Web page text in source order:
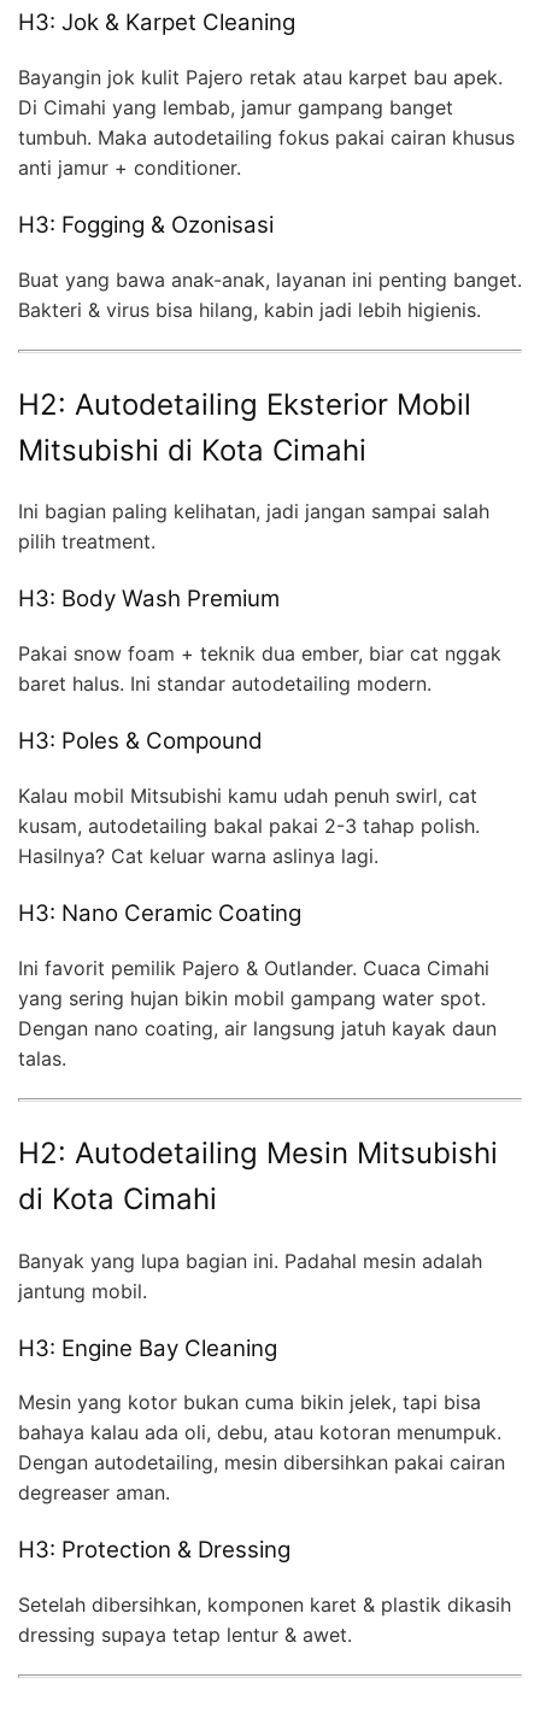
H3: Jok & Karpet Cleaning
Bayangin jok kulit Pajero retak atau karpet bau apek.
Di Cimahi yang lembab, jamur gampang banget
tumbuh. Maka autodetailing fokus pakai cairan khusus
anti jamur + conditioner.
H3: Fogging & Ozonisasi
Buat yang bawa anak-anak, layanan ini penting banget.
Bakteri & virus bisa hilang, kabin jadi lebih higienis.
H2: Autodetailing Eksterior Mobil
Mitsubishi di Kota Cimahi
Ini bagian paling kelihatan, jadi jangan sampai salah
pilih treatment.
H3: Body Wash Premium
Pakai snow foam + teknik dua ember, biar cat nggak
baret halus. Ini standar autodetailing modern.
H3: Poles & Compound
Kalau mobil Mitsubishi kamu udah penuh swirl, cat
kusam, autodetailing bakal pakai 2-3 tahap polish.
Hasilnya? Cat keluar warna aslinya lagi.
H3: Nano Ceramic Coating
Ini favorit pemilik Pajero & Outlander. Cuaca Cimahi
yang sering hujan bikin mobil gampang water spot.
Dengan nano coating, air langsung jatuh kayak daun
talas.
H2: Autodetailing Mesin Mitsubishi
di Kota Cimahi
Banyak yang lupa bagian ini. Padahal mesin adalah
jantung mobil.
H3: Engine Bay Cleaning
Mesin yang kotor bukan cuma bikin jelek, tapi bisa
bahaya kalau ada oli, debu, atau kotoran menumpuk.
Dengan autodetailing, mesin dibersihkan pakai cairan
degreaser aman.
H3: Protection & Dressing
Setelah dibersihkan, komponen karet & plastik dikasih
dressing supaya tetap lentur & awet.